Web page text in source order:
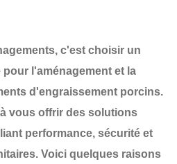
, c'est choisir un
l'aménagement et la
d'engraissement porcins.
vous offrir des solutions
performance, sécurité et
Voici quelques raisons